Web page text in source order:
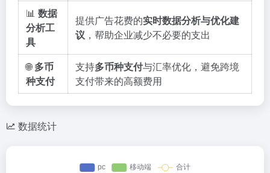
📊 数据
分析工
具
提供广告花费的实时数据分析与优化建
议 ，帮助企业减少不必要的支出
🌐多币
种支付
支持多币种支付与汇率优化，避免跨境
支付带来的高额费用
数据统计